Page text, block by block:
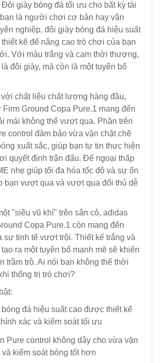
giày bóng đá tối ưu cho bất kỳ tài
là người chơi cơ bản hay vận
nghiệp, đôi giày bóng đá hiệu suất
kế để nâng cao trò chơi của bạn
Với màu trắng và cam thời thượng,
đôi giày, mà còn là một tuyên bố
chất liệu chất lượng hàng đầu,
Firm Ground Copa Pure.1 mang đến
mái không thể vượt qua. Phần trên
control đảm bảo vừa vặn chặt chẽ
xuất sắc, giúp bạn tự tin thực hiện
quyết định trận đấu. Đế ngoại thấp
nhẹ giúp tối đa hóa tốc độ và sự ổn
bạn vượt qua và vượt qua đối thủ dễ
"siêu vũ khí" trên sân cỏ, adidas
Copa Pure.1 còn mang đến
sự tinh tế vượt trội. Thiết kế trắng và
ra một tuyên bố mạnh mẽ sẽ khiến
trầm trồ. Ai nói bạn không thể thời
thống trị trò chơi?
đá hiệu suất cao được thiết kế
xác và kiểm soát tối ưu
Pure control không dây cho vừa vặn
và kiểm soát bóng tốt hơn